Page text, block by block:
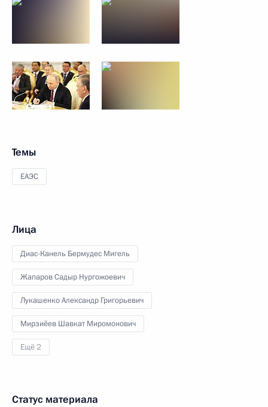
Темы
ЕАЭС
Лица
Диас-Канель Бермудес Мигель
Жапаров Садыр Нургожоевич
Лукашенко Александр Григорьевич
Мирзиёев Шавкат Миромонович
Ещё 2
Статус материала